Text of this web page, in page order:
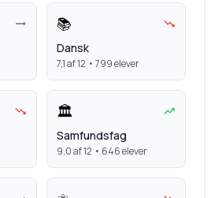
📚
Dansk
7,1af 12 • 799elever
🏛️
Samfundsfag
9,0af 12 • 646elever